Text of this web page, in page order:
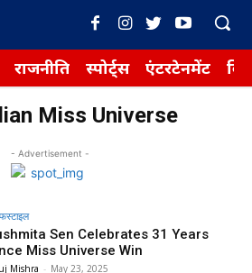
राजनीति स्पोर्ट्स एंटरटेनमेंट
Miss Universe
- Advertisement -
Sen Celebrates 31 Years
Miss Universe Win
Mishra - May 23, 2025